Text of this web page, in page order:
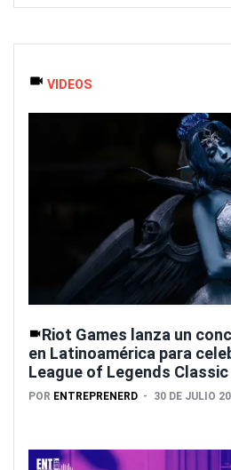
VIDEOS
Riot Games lanza un
en Latinoamérica para
League of Legends Classic
POR ENTREPRENERD 30 DE JULIO